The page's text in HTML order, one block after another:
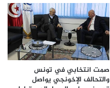
صمت انتخابي في تونس
والتحالف الإخونجي يواصل